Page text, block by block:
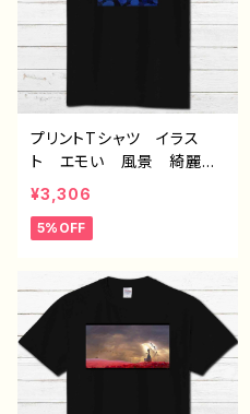
作：アナ F-5
プリントTシャツ イラス
ト エモい 風景 綺麗
美しい 景色 可愛い女の
子 おしゃれ メンズ レ
ディース おしゃれ 黒
イラストレーター 絵師
クリエイター オリジナル
デザイン グッズ 半袖シャ
ツ デザイン コラボ タ
イトル：氷の記憶 作：ア
¥3,306
5%OFF